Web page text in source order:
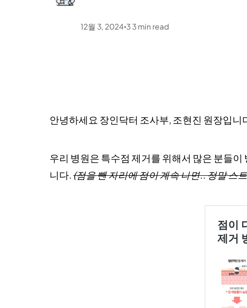
12월 3, 2024 •3 3 min read
안녕하세요 장인닥터 조사부, 조현진 원장입니
우리 병원은 특수점 제거를 위해서 많은 분들
니다.(점을 뺀 자리에 점이 계속 나면.. 정말 스